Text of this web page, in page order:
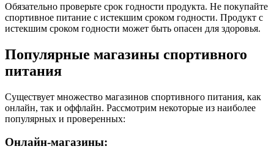
Обязательно проверьте срок годности продукта. Не покупайте
спортивное питание с истекшим сроком годности. Продукт с
истекшим сроком годности может быть опасен для здоровья.
Популярные магазины спортивного
питания
Существует множество магазинов спортивного питания, как
онлайн, так и оффлайн. Рассмотрим некоторые из наиболее
популярных и проверенных:
Онлайн-магазины: